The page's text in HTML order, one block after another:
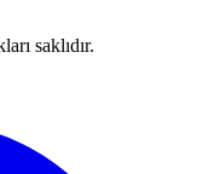
saklıdır.